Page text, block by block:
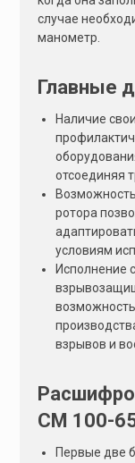
случае
манометр.
Главные
Наличие
отсоединяя
ротора
условиям
Исполнение
взрывов и
СМ 100-
Первые две